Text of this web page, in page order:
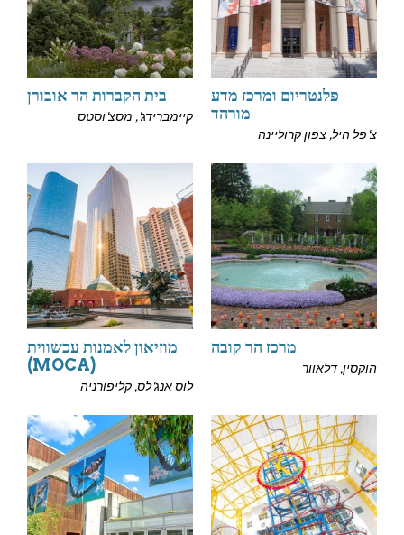
פלנטריום ומרכז מדע
מורהד
צ'פל היל, צפון קרוליינה
בית הקברות הר אובורן
קיימברידג', מסצ'וסטס
מרכז הר קובה
הוקסין, דלאוור
מוזיאון לאמנות עכשווית
(MOCA)
לוס אנג'לס, קליפורניה